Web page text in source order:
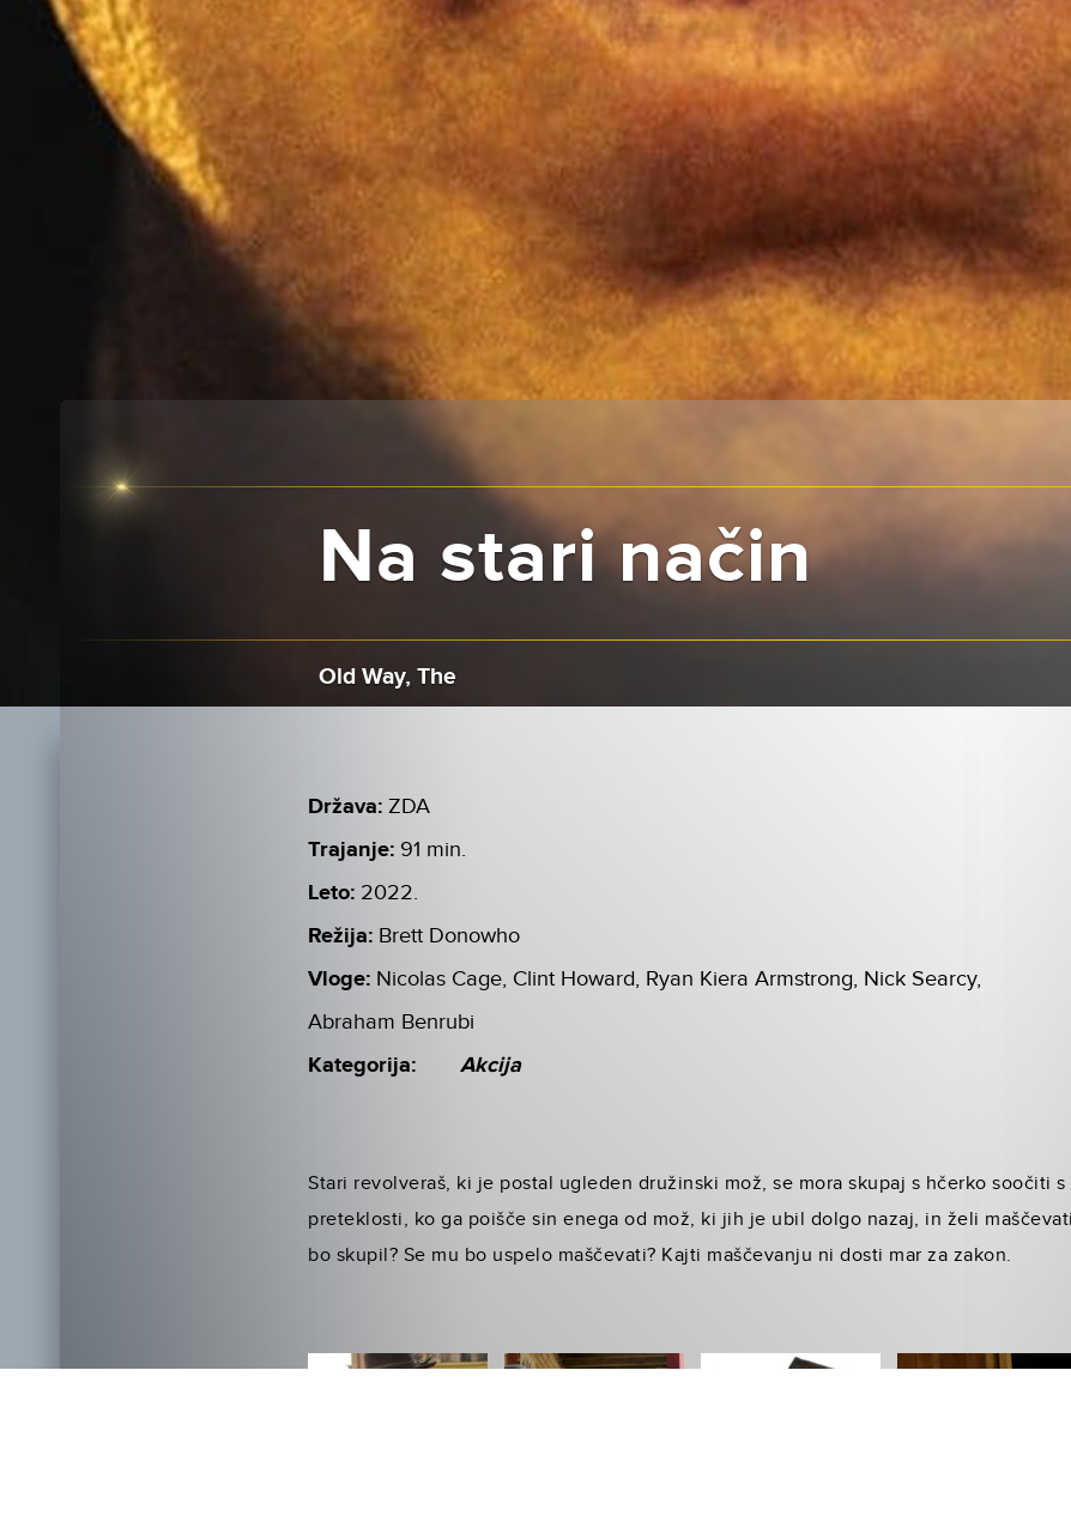
Na stari način
Old Way, The
Država: ZDA
Trajanje: 91 min.
Leto: 2022.
Režija: Brett Donowho
Vloge: Nicolas Cage, Clint Howard, Ryan Kiera Armstrong, Nick Searcy,
Abraham Benrubi
Kategorija: Akcija
Stari revolveraš, ki je postal ugleden družinski mož, se mora skupaj s hčerko soočiti
preteklosti, ko ga poišče sin enega od mož, ki jih je ubil dolgo nazaj, in želi
bo skupil? Se mu bo uspelo maščevati? Kajti maščevanju ni dosti mar za zakon.